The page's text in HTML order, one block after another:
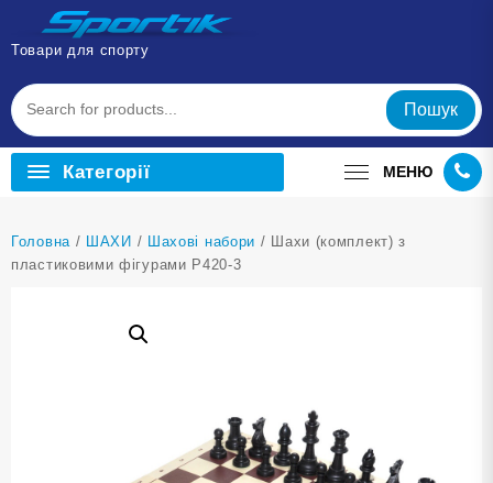
Перейти
вмісту
Товари для спорту
Пошук
Категорії МЕНЮ
Головна / ШАХИ / Шахові набори / Шахи (комплект) з
пластиковими фігурами P420-3